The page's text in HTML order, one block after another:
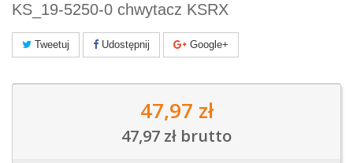
KS_19-5250-0 chwytacz KSRX
Tweetuj Udostępnij Google+
47,97 zł
47,97 zł brutto